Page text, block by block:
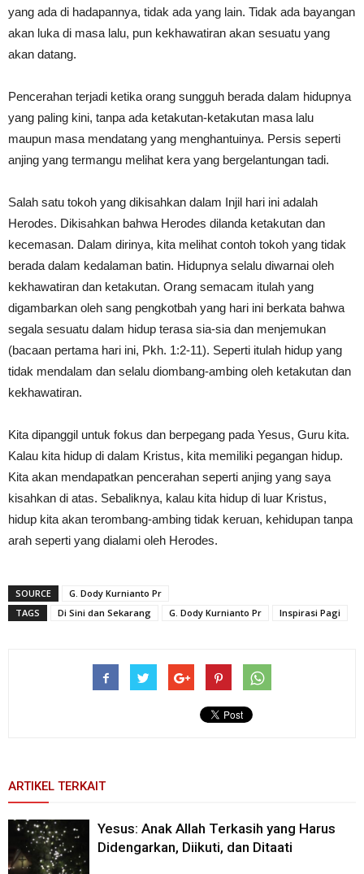
yang ada di hadapannya, tidak ada yang lain. Tidak ada bayangan
akan luka di masa lalu, pun kekhawatiran akan sesuatu yang
akan datang.
Pencerahan terjadi ketika orang sungguh berada dalam hidupnya
yang paling kini, tanpa ada ketakutan-ketakutan masa lalu
maupun masa mendatang yang menghantuinya. Persis seperti
anjing yang termangu melihat kera yang bergelantungan tadi.
Salah satu tokoh yang dikisahkan dalam Injil hari ini adalah
Herodes. Dikisahkan bahwa Herodes dilanda ketakutan dan
kecemasan. Dalam dirinya, kita melihat contoh tokoh yang tidak
berada dalam kedalaman batin. Hidupnya selalu diwarnai oleh
kekhawatiran dan ketakutan. Orang semacam itulah yang
digambarkan oleh sang pengkotbah yang hari ini berkata bahwa
segala sesuatu dalam hidup terasa sia-sia dan menjemukan
(bacaan pertama hari ini, Pkh. 1:2-11). Seperti itulah hidup yang
tidak mendalam dan selalu diombang-ambing oleh ketakutan dan
kekhawatiran.
Kita dipanggil untuk fokus dan berpegang pada Yesus, Guru kita.
Kalau kita hidup di dalam Kristus, kita memiliki pegangan hidup.
Kita akan mendapatkan pencerahan seperti anjing yang saya
kisahkan di atas. Sebaliknya, kalau kita hidup di luar Kristus,
hidup kita akan terombang-ambing tidak keruan, kehidupan tanpa
arah seperti yang dialami oleh Herodes.
SOURCE
G. Dody Kurnianto Pr
TAGS
Di Sini dan Sekarang G. Dody Kurnianto Pr Inspirasi Pagi
ARTIKEL TERKAIT
Yesus: Anak Allah Terkasih yang Harus
Didengarkan, Diikuti, dan Ditaati